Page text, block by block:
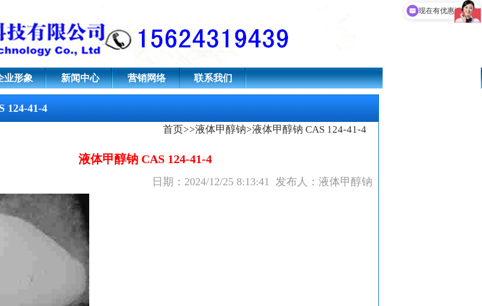
甲醇钠甲醇溶液,甲醇钠溶液,甲醇钠
业形象 新闻中心 营销网络 联系我们
124-41-4
首页>>液体甲醇钠>液体甲醇钠 CAS 124-41-4
液体甲醇钠 CAS 124-41-4
日期：2024/12/25 8:13:41 发布人：液体甲醇钠
现在有优惠活动吗